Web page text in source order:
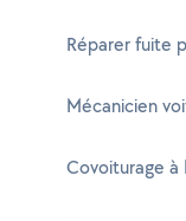
Réparer fuite
Mécanicien
Covoiturage